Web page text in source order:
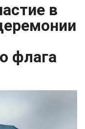
в
флага